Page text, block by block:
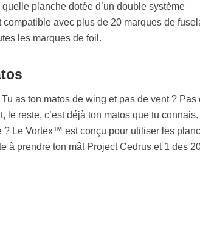
planche dotée d’un double système
avec plus de 20 marques de
les marques de foil.
as ton matos de wing et pas de vent ? Pas
le reste, c’est déjà ton matos que tu connais.
Le Vortex™ est conçu pour utiliser les
à prendre ton mât Project Cedrus et 1 des